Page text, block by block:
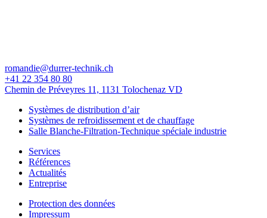
romandie@durrer-technik.ch
+41 22 354 80 80
Chemin de Préveyres 11, 1131 Tolochenaz VD
Systèmes de distribution d’air
Systèmes de refroidissement et de chauffage
Salle Blanche-Filtration-Technique spéciale industrie
Services
Références
Actualités
Entreprise
Protection des données
Impressum